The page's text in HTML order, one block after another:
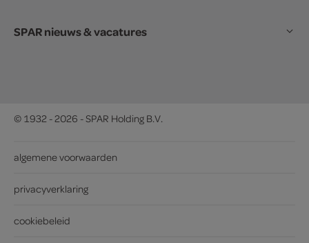
SPAR nieuws & vacatures
© 1932 - 2026 - SPAR Holding B.V.
algemene voorwaarden
privacyverklaring
cookiebeleid